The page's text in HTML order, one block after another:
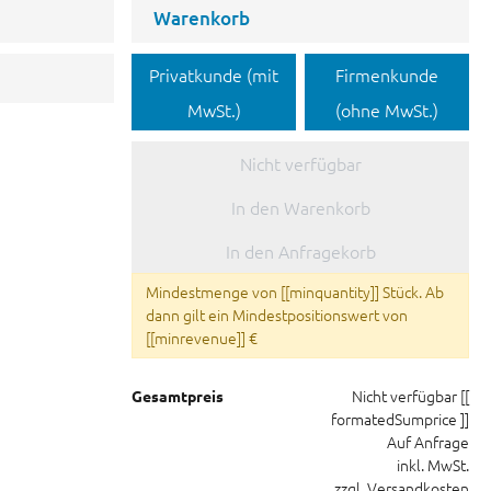
Warenkorb
Privatkunde (mit
MwSt.)
Firmenkunde
(ohne MwSt.)
Nicht verfügbar
In den Warenkorb
In den Anfragekorb
Mindestmenge von [[minquantity]] Stück. Ab
dann gilt ein Mindestpositionswert von
[[minrevenue]] €
Gesamtpreis Nicht verfügbar [[
formatedSumprice ]]
Auf Anfrage
inkl. MwSt.